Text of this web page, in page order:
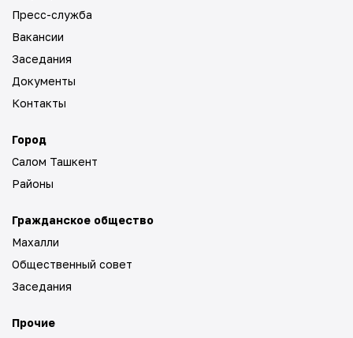
Пресс-служба
Вакансии
Заседания
Документы
Контакты
Город
Салом Ташкент
Районы
Гражданское общество
Махалли
Общественный совет
Заседания
Прочие